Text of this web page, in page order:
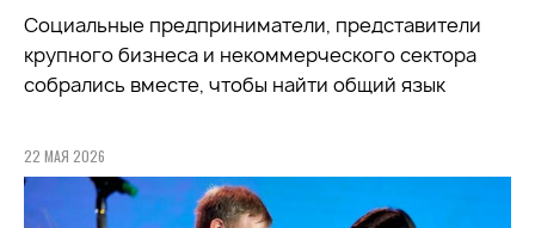
Социальные предприниматели, представители
крупного бизнеса и некоммерческого сектора
собрались вместе, чтобы найти общий язык
22 МАЯ 2026